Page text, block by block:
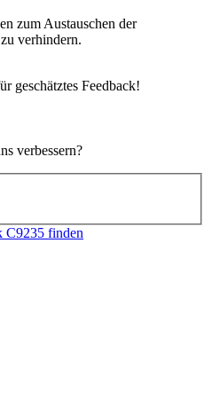
zum Austauschen der
verhindern.
geschätztes Feedback!
verbessern?
C9235 finden